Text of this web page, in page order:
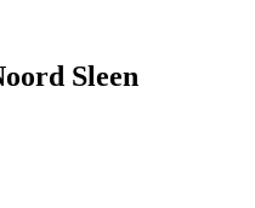
Sleen